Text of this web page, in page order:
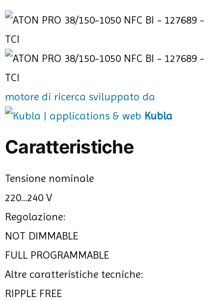
motore di ricerca sviluppato da
Kubla
Caratteristiche
Tensione nominale
220...240 V
Regolazione:
NOT DIMMABLE
FULL PROGRAMMABLE
Altre caratteristiche tecniche:
RIPPLE FREE